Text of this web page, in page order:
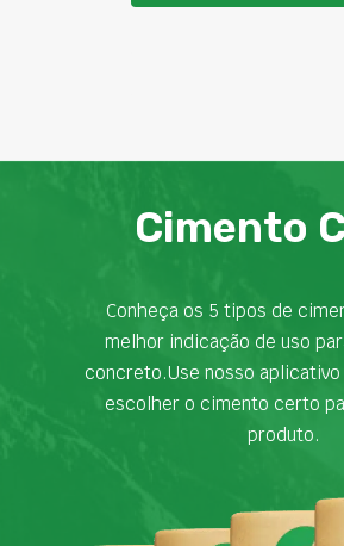
Cimento
Conheça os 5 tipos de
melhor indicação de uso
concreto.Use nosso
escolher o cimento certo
produto.